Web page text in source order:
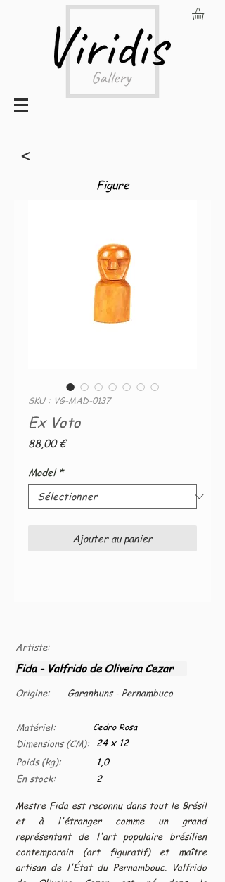
<
Figure
SKU : VG-MAD-0137
Ex Voto
88,00 €Prix
Model *
Ajouter au panier
Artiste:
Fida - Valfrido de Oliveira Cezar
Origine: Garanhuns - Pernambuco
Matériel:
Dimensions (CM):
Poids (kg):
En stock:
Cedro Rosa
24 x 12
1,0
2
Mestre Fida est reconnu dans tout le Brésil
et à l'étranger comme un grand
représentant de l'art populaire brésilien
contemporain (art figuratif) et maître
artisan de l'État du Pernambouc. Valfrido